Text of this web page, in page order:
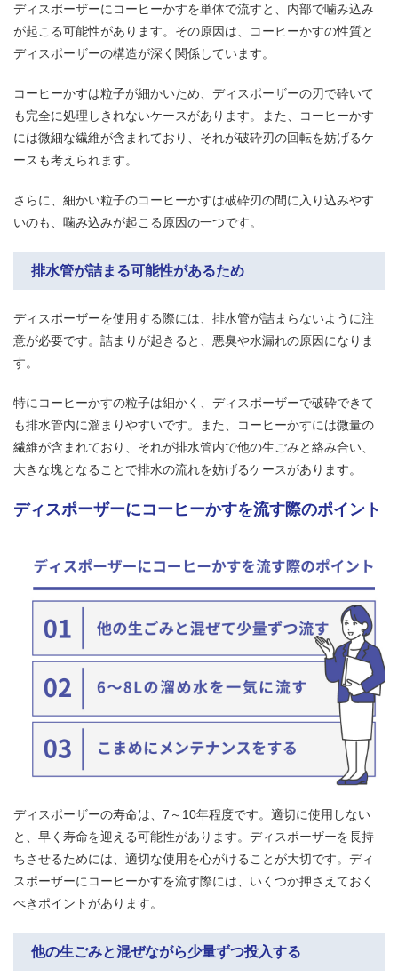
ディスポーザーにコーヒーかすを単体で流すと、内部で噛み込み
が起こる可能性があります。その原因は、コーヒーかすの性質と
ディスポーザーの構造が深く関係しています。
コーヒーかすは粒子が細かいため、ディスポーザーの刃で砕いて
も完全に処理しきれないケースがあります。また、コーヒーかす
には微細な繊維が含まれており、それが破砕刃の回転を妨げるケ
ースも考えられます。
さらに、細かい粒子のコーヒーかすは破砕刃の間に入り込みやす
いのも、噛み込みが起こる原因の一つです。
排水管が詰まる可能性があるため
ディスポーザーを使用する際には、排水管が詰まらないように注
意が必要です。詰まりが起きると、悪臭や水漏れの原因になりま
す。
特にコーヒーかすの粒子は細かく、ディスポーザーで破砕できて
も排水管内に溜まりやすいです。また、コーヒーかすには微量の
繊維が含まれており、それが排水管内で他の生ごみと絡み合い、
大きな塊となることで排水の流れを妨げるケースがあります。
ディスポーザーにコーヒーかすを流す際のポイント
ディスポーザーの寿命は、7～10年程度です。適切に使用しない
と、早く寿命を迎える可能性があります。ディスポーザーを長持
ちさせるためには、適切な使用を心がけることが大切です。ディ
スポーザーにコーヒーかすを流す際には、いくつか押さえておく
べきポイントがあります。
他の生ごみと混ぜながら少量ずつ投入する